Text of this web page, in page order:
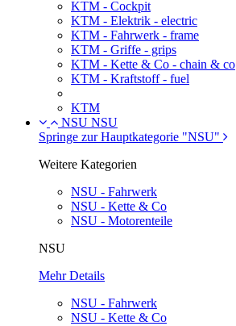
KTM - Cockpit
KTM - Elektrik - electric
KTM - Fahrwerk - frame
KTM - Griffe - grips
KTM - Kette & Co - chain & co
KTM - Kraftstoff - fuel
KTM
NSU NSU
Springe zur Hauptkategorie "NSU"
Weitere Kategorien
NSU - Fahrwerk
NSU - Kette & Co
NSU - Motorenteile
NSU
Mehr Details
NSU - Fahrwerk
NSU - Kette & Co